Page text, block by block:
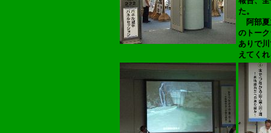
た。
阿部夏
のトー
ありで
えてく